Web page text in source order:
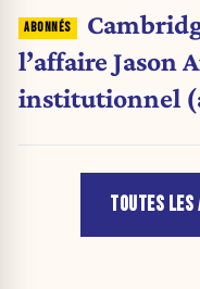
l’affaire Jason
institutionnel
TOUTES